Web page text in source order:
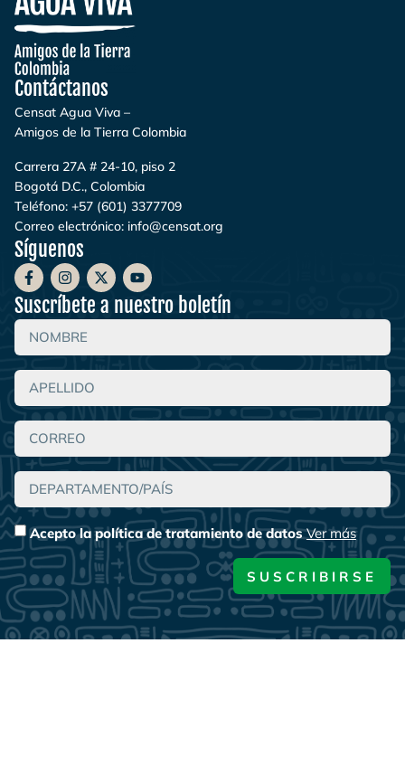
Contáctanos
Censat Agua Viva –
Amigos de la Tierra Colombia
Carrera 27A # 24-10, piso 2
Bogotá D.C., Colombia
Teléfono: +57 (601) 3377709
Correo electrónico: info@censat.org
Síguenos
Suscríbete a nuestro boletín
Acepto la política de tratamiento de datosVer más
SUSCRIBIRSE